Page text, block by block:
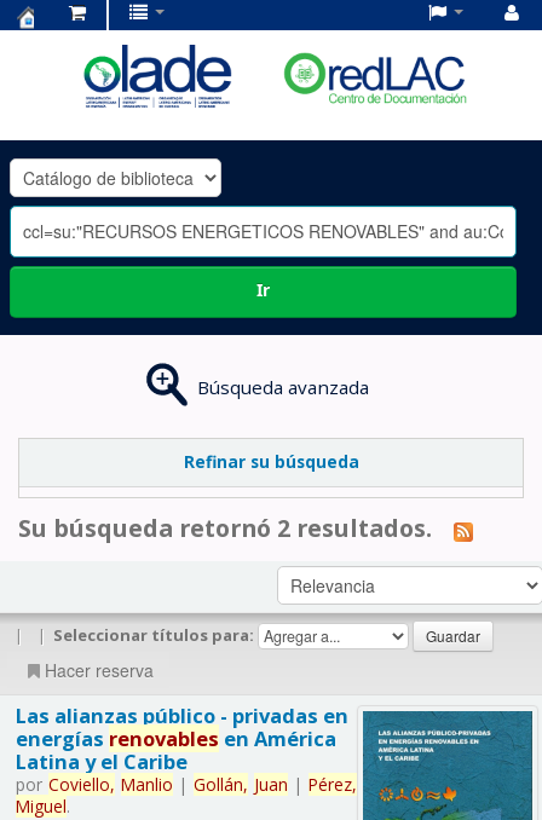
OLADE
-
Ir
Búsqueda avanzada
Refinar su búsqueda
Su búsqueda retornó 2 resultados.
| | Seleccionar títulos para:
Hacer reserva
Las alianzas público - privadas en
energías renovables en América
Latina y el Caribe
por Coviello, Manlio | Gollán, Juan | Pérez,
Miguel.